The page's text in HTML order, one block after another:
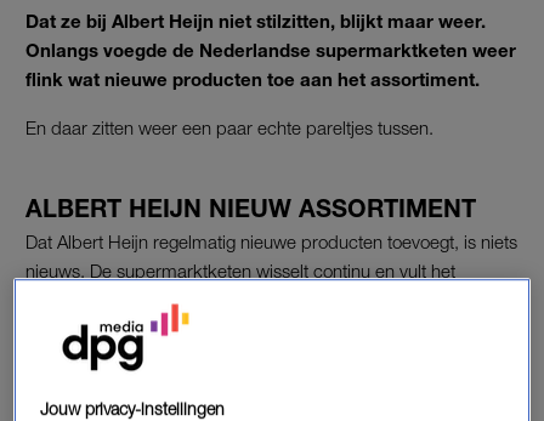
Dat ze bij Albert Heijn niet stilzitten, blijkt maar weer.
Onlangs voegde de Nederlandse supermarktketen weer
flink wat nieuwe producten toe aan het assortiment.
En daar zitten weer een paar echte pareltjes tussen.
ALBERT HEIJN NIEUW ASSORTIMENT
Dat Albert Heijn regelmatig nieuwe producten toevoegt, is niets
nieuws. De supermarktketen wisselt continu en vult het
assortiment vaak aan. Maar soms springen die nieuwkomers
er nét even meer uit dan anders. Dat Albert Heijn meegaat met
de laatste foodtrends, blijkt maar weer. Wij zetten de meest
Jouw privacy-instellingen